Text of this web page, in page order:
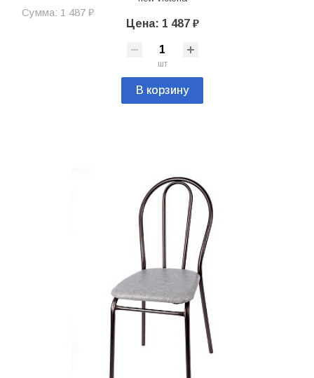
Сумма: 1 487 ₽
Цена: 1 487 ₽
шт
В корзину